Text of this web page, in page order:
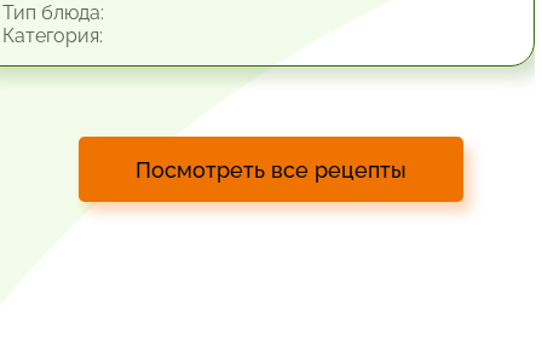
блюда:
Посмотреть все рецепты